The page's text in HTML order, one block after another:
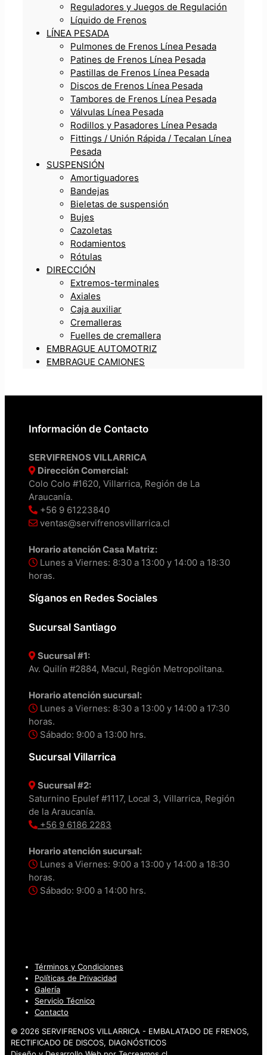
Reguladores y Juegos de Regulación
Líquido de Frenos
LÍNEA PESADA
Pulmones de Frenos Línea Pesada
Patines de Frenos Línea Pesada
Pastillas de Frenos Línea Pesada
Discos de Frenos Línea Pesada
Tambores de Frenos Línea Pesada
Válvulas Línea Pesada
Rodillos y Pasadores Línea Pesada
Fittings / Unión Rápida / Tecalan Línea
Pesada
SUSPENSIÓN
Amortiguadores
Bandejas
Bieletas de suspensión
Bujes
Cazoletas
Rodamientos
Rótulas
DIRECCIÓN
Extremos-terminales
Axiales
Caja auxiliar
Cremalleras
Fuelles de cremallera
EMBRAGUE AUTOMOTRIZ
EMBRAGUE CAMIONES
Información de Contacto
SERVIFRENOS VILLARRICA
Dirección Comercial:
Colo Colo #1620, Villarrica, Región de La
Araucanía.
+56 9 61223840
ventas@servifrenosvillarrica.cl
Horario atención Casa Matriz:
Lunes a Viernes: 8:30 a 13:00 y 14:00 a 18:30
horas.
Síganos en Redes Sociales
Sucursal Santiago
Sucursal #1:
Av. Quilín #2884, Macul, Región Metropolitana.
Horario atención sucursal:
Lunes a Viernes: 8:30 a 13:00 y 14:00 a 17:30
horas.
Sábado: 9:00 a 13:00 hrs.
Sucursal Villarrica
Sucursal #2:
Saturnino Epulef #1117, Local 3, Villarrica, Región
de la Araucanía.
+56 9 6186 2283
Horario atención sucursal:
Lunes a Viernes: 9:00 a 13:00 y 14:00 a 18:30
horas.
Sábado: 9:00 a 14:00 hrs.
Términos y Condiciones
Políticas de Privacidad
Galería
Servicio Técnico
Contacto
© 2026 SERVIFRENOS VILLARRICA - EMBALATADO DE FRENOS,
RECTIFICADO DE DISCOS, DIAGNÓSTICOS